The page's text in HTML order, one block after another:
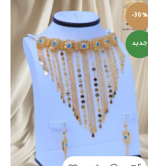
-36%
جديد